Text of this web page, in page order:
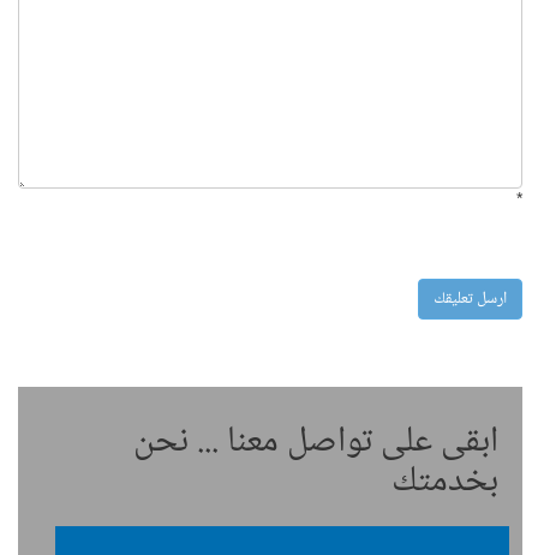
*
ابقى على تواصل معنا ... نحن
بخدمتك